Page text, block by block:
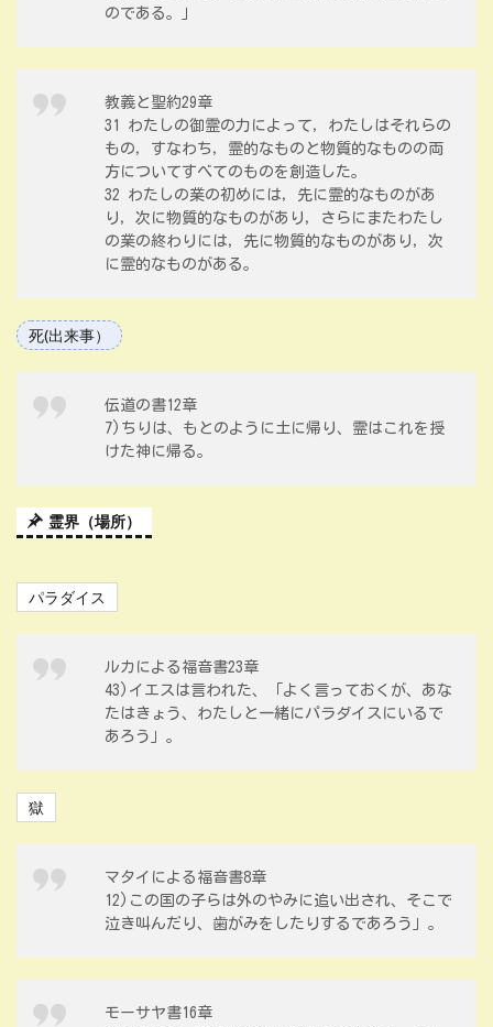
のである。」
教義と聖約29章
31 わたしの御霊の力によって，わたしはそれらの
もの，すなわち，霊的なものと物質的なものの両
方についてすべてのものを創造した。
32 わたしの業の初めには，先に霊的なものがあ
り，次に物質的なものがあり，さらにまたわたし
の業の終わりには，先に物質的なものがあり，次
に霊的なものがある。
死(出来事）
伝道の書12章
7)ちりは、もとのように土に帰り、霊はこれを授
けた神に帰る。
霊界（場所）
パラダイス
ルカによる福音書23章
43)イエスは言われた、「よく言っておくが、あな
たはきょう、わたしと一緒にパラダイスにいるで
あろう」。
獄
マタイによる福音書8章
12)この国の子らは外のやみに追い出され、そこで
泣き叫んだり、歯がみをしたりするであろう」。
モーサヤ書16章